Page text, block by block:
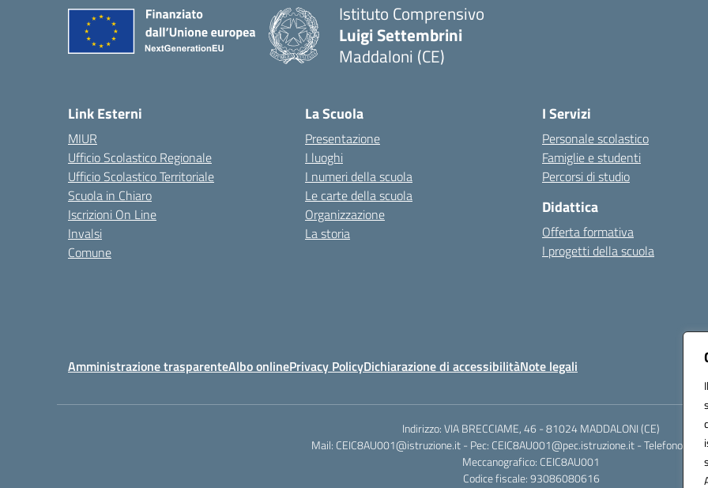
Istituto Comprensivo
Luigi Settembrini
Maddaloni (CE)
Link Esterni
MIUR
Ufficio Scolastico Regionale
Ufficio Scolastico Territoriale
Scuola in Chiaro
Iscrizioni On Line
Invalsi
Comune
La Scuola
Presentazione
I luoghi
I numeri della scuola
Le carte della scuola
Organizzazione
La storia
I Servizi
Personale scolastico
Famiglie e studenti
Percorsi di studio
Didattica
Offerta formativa
I progetti della scuola
Amministrazione trasparenteAlbo onlinePrivacy PolicyDichiarazione di accessibilitàNote legali
Indirizzo: VIA BRECCIAME, 46 - 81024 MADDALONI (CE)
Mail: CEIC8AU001@istruzione.it - Pec: CEIC8AU001@pec.istruzione.it - Telefono:
Meccanografico: CEIC8AU001
Codice fiscale: 93086080616